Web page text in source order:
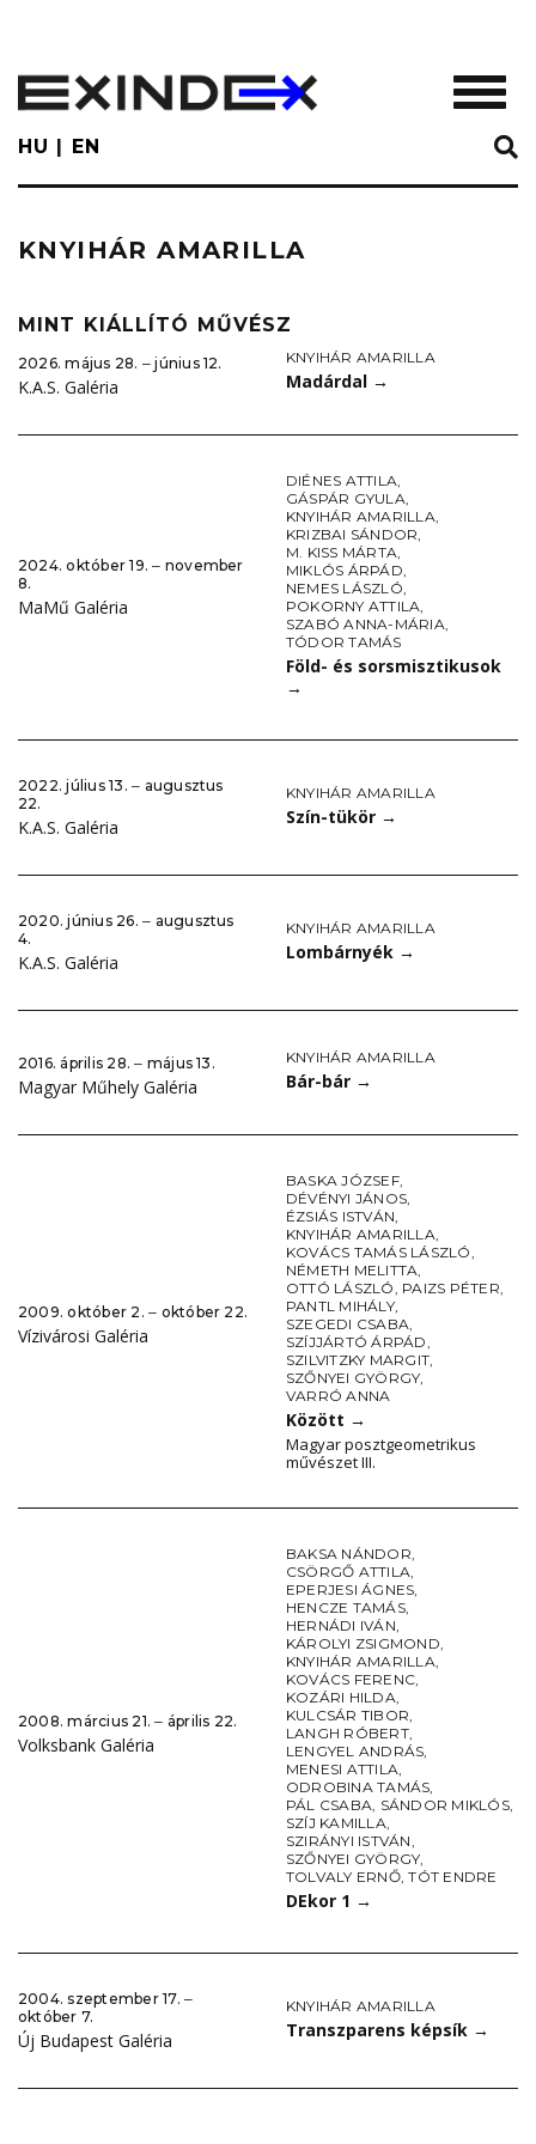
main
content
HU EN
KNYIHÁR AMARILLA
MINT KIÁLLÍTÓ MŰVÉSZ
2026. május 28. ‒ június 12.
K.A.S. Galéria
KNYIHÁR AMARILLA
Madárdal →
2024. október 19. ‒ november
8.
MaMű Galéria
DIÉNES ATTILA,
GÁSPÁR GYULA,
KNYIHÁR AMARILLA,
KRIZBAI SÁNDOR,
M. KISS MÁRTA,
MIKLÓS ÁRPÁD,
NEMES LÁSZLÓ,
POKORNY ATTILA,
SZABÓ ANNA-MÁRIA,
TÓDOR TAMÁS
Föld- és sorsmisztikusok
→
2022. július 13. ‒ augusztus
22.
K.A.S. Galéria
KNYIHÁR AMARILLA
Szín-tükör →
2020. június 26. ‒ augusztus
4.
K.A.S. Galéria
KNYIHÁR AMARILLA
Lombárnyék →
2016. április 28. ‒ május 13.
Magyar Műhely Galéria
KNYIHÁR AMARILLA
Bár-bár →
2009. október 2. ‒ október 22.
Vízivárosi Galéria
BASKA JÓZSEF,
DÉVÉNYI JÁNOS,
ÉZSIÁS ISTVÁN,
KNYIHÁR AMARILLA,
KOVÁCS TAMÁS LÁSZLÓ,
NÉMETH MELITTA,
OTTÓ LÁSZLÓ, PAIZS PÉTER,
PANTL MIHÁLY,
SZEGEDI CSABA,
SZÍJJÁRTÓ ÁRPÁD,
SZILVITZKY MARGIT,
SZŐNYEI GYÖRGY,
VARRÓ ANNA
Között →
Magyar posztgeometrikus
művészet III.
2008. március 21. ‒ április 22.
Volksbank Galéria
BAKSA NÁNDOR,
CSÖRGŐ ATTILA,
EPERJESI ÁGNES,
HENCZE TAMÁS,
HERNÁDI IVÁN,
KÁROLYI ZSIGMOND,
KNYIHÁR AMARILLA,
KOVÁCS FERENC,
KOZÁRI HILDA,
KULCSÁR TIBOR,
LANGH RÓBERT,
LENGYEL ANDRÁS,
MENESI ATTILA,
ODROBINA TAMÁS,
PÁL CSABA, SÁNDOR MIKLÓS,
SZÍJ KAMILLA,
SZIRÁNYI ISTVÁN,
SZŐNYEI GYÖRGY,
TOLVALY ERNŐ,TÓT ENDRE
DEkor 1 →
2004. szeptember 17. ‒
október 7.
Új Budapest Galéria
KNYIHÁR AMARILLA
Transzparens képsík →